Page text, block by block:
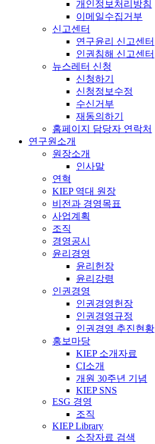
개인정보처리방침
이메일수집거부
신고센터
연구윤리 신고센터
인권침해 신고센터
뉴스레터 신청
신청하기
신청정보수정
수신거부
재동의하기
홈페이지 담당자 연락처
연구원소개
원장소개
인사말
연혁
KIEP 역대 원장
비전과 경영목표
사업계획
조직
경영공시
윤리경영
윤리헌장
윤리강령
인권경영
인권경영헌장
인권경영규정
인권경영 추진현황
홍보마당
KIEP 소개자료
CI소개
개원 30주년 기념
KIEP SNS
ESG 경영
조직
KIEP Library
소장자료 검색